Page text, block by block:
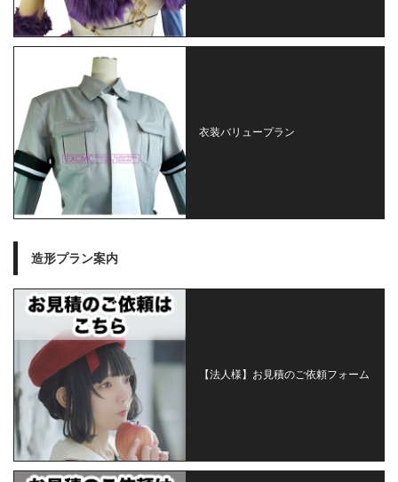
衣装バリュープラン
造形プラン案内
【法人様】お見積のご依頼フォーム